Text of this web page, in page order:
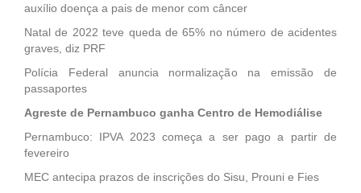
auxílio doença a pais de menor com câncer
Natal de 2022 teve queda de 65% no número de acidentes
graves, diz PRF
Polícia Federal anuncia normalização na emissão de
passaportes
Agreste de Pernambuco ganha Centro de Hemodiálise
Pernambuco: IPVA 2023 começa a ser pago a partir de
fevereiro
MEC antecipa prazos de inscrições do Sisu, Prouni e Fies